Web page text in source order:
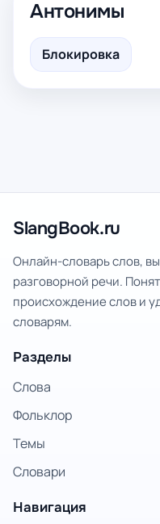
Антонимы
Блокировка
SlangBook.ru
Онлайн-словарь слов,
разговорной речи.
происхождение слов и
словарям.
Разделы
Слова
Фольклор
Темы
Словари
Навигация